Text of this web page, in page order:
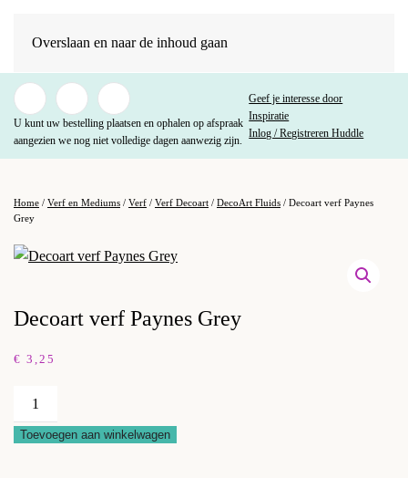
Overslaan en naar de inhoud gaan
U kunt uw bestelling plaatsen en ophalen op afspraak
aangezien we nog niet volledige dagen aanwezig zijn.
Geef je interesse door
Inspiratie
Inlog / Registreren Huddle
Home / Verf en Mediums / Verf / Verf Decoart / DecoArt Fluids / Decoart verf Paynes
Grey
Decoart verf Paynes Grey
€ 3,25
Decoart
verf
Paynes
Toevoegen aan winkelwagen